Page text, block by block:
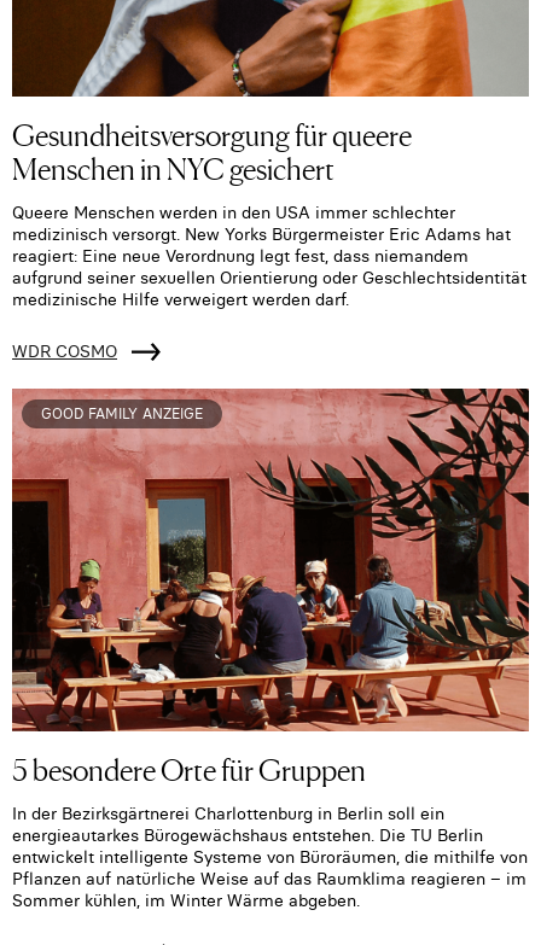
Gesundheitsversorgung für queere
Menschen in NYC gesichert
Queere Menschen werden in den USA immer schlechter
medizinisch versorgt. New Yorks Bürgermeister Eric Adams hat
reagiert: Eine neue Verordnung legt fest, dass niemandem
aufgrund seiner sexuellen Orientierung oder Geschlechtsidentität
medizinische Hilfe verweigert werden darf.
WDR COSMO
GOOD FAMILY ANZEIGE
5 besondere Orte für Gruppen
In der Bezirksgärtnerei Charlottenburg in Berlin soll ein
energieautarkes Bürogewächshaus entstehen. Die TU Berlin
entwickelt intelligente Systeme von Büroräumen, die mithilfe von
Pflanzen auf natürliche Weise auf das Raumklima reagieren – im
Sommer kühlen, im Winter Wärme abgeben.